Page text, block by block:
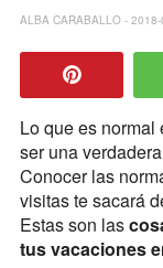
ALBA CARABALLO -
Lo que es
ser una
Conocer las
visitas te sacará
Estas son las
tus vacaciones